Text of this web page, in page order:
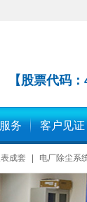
【股票代码：
务 客户见证
成套 电厂除尘系